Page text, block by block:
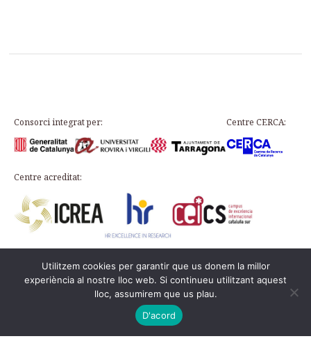
Consorci integrat per: Centre CERCA:
Centre acreditat:
Plaça d’en Rovellat, s/n, 43003 Tarragona
Telèfon: 977 24 91 33 · info@icac.cat
Avís legal·Política de cookies
PADICAT
Utilitzem cookies per garantir que us donem la millor
experiència al nostre lloc web. Si continueu utilitzant aquest
lloc, assumirem que us plau.
D'acord